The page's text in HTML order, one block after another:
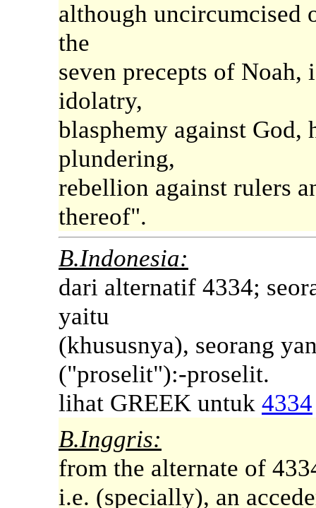
although uncircumcised
the
seven precepts of Noah,
idolatry,
blasphemy against
plundering,
rebellion against rulers
thereof".
B.Indonesia:
dari alternatif 4334;
yaitu
(khususnya), seorang
("proselit"):-proselit.
lihat GREEK untuk 4334
B.Inggris:
from the alternate of
i.e. (specially), an